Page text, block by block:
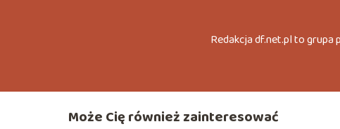
Redakcja df.net.pl to grupa
Może Cię również zainteresować